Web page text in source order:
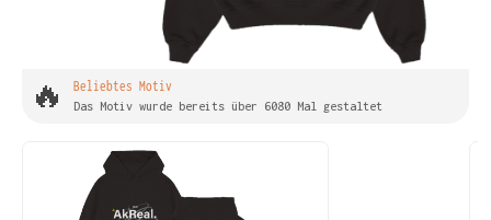
🔥 Beliebtes Motiv
Das Motiv wurde bereits über 6080 Mal gestaltet